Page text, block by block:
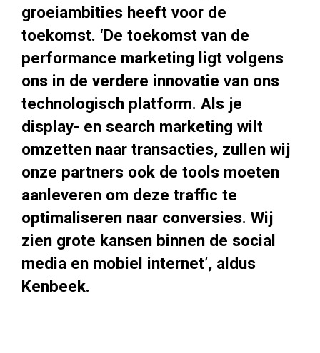
groeiambities heeft voor de
toekomst. ‘De toekomst van de
performance marketing ligt volgens
ons in de verdere innovatie van ons
technologisch platform. Als je
display- en search marketing wilt
omzetten naar transacties, zullen wij
onze partners ook de tools moeten
aanleveren om deze traffic te
optimaliseren naar conversies. Wij
zien grote kansen binnen de social
media en mobiel internet’, aldus
Kenbeek.